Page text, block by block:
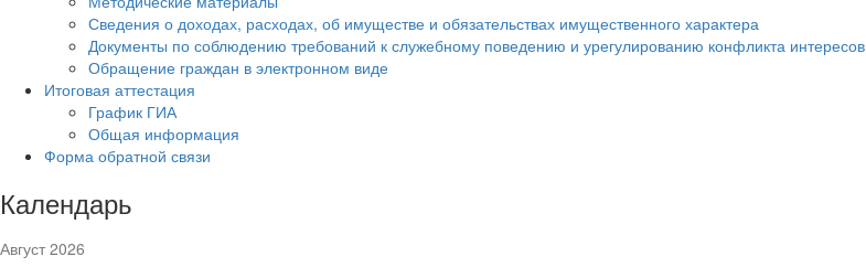
Сведения о доходах, расходах, об имуществе и обязательствах имущественного характера
Документы по соблюдению требований к служебному поведению и урегулированию конфликта интересов
Обращение граждан в электронном виде
Итоговая аттестация
График ГИА
Общая информация
Форма обратной связи
Календарь
Август 2026